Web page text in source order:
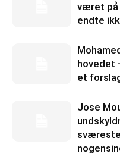
været på
endte
hovedet
et
Jose